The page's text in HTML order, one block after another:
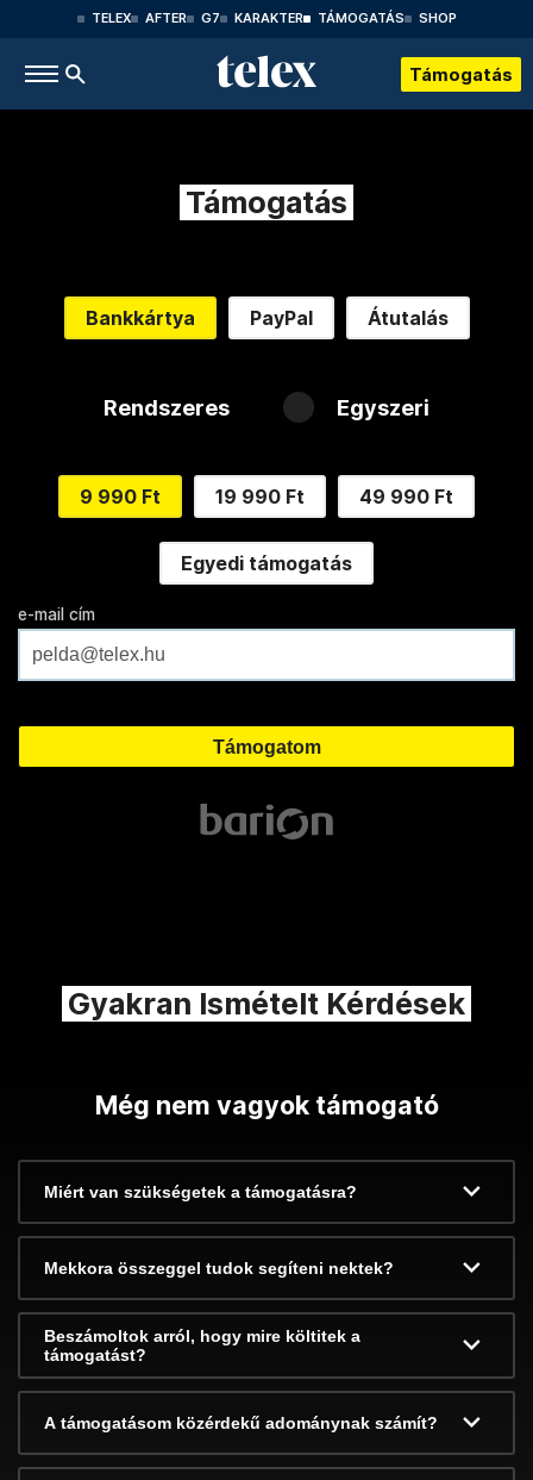
TELEX AFTER G7 KARAKTER TÁMOGATÁS SHOP
Támogatás
Támogatás
Bankkártya PayPal Átutalás
Rendszeres Egyszeri
9 990 Ft 19 990 Ft 49 990 Ft
Egyedi támogatás
e-mail cím
Gyakran Ismételt Kérdések
Még nem vagyok támogató
Miért van szükségetek a támogatásra?
Mekkora összeggel tudok segíteni nektek?
Beszámoltok arról, hogy mire költitek a
támogatást?
A támogatásom közérdekű adománynak számít?